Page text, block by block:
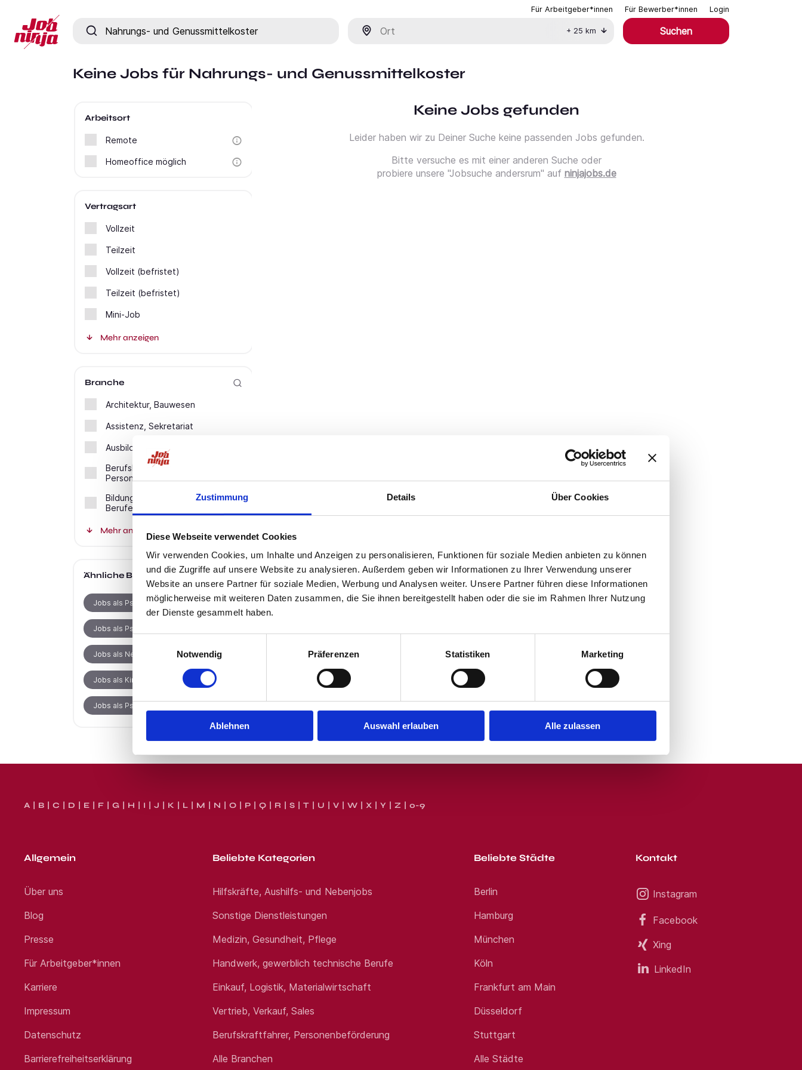
Zustimmung Details Über Cookies
Diese Webseite verwendet Cookies
Wir verwenden Cookies, um Inhalte und Anzeigen zu personalisieren, Funktionen für soziale Medien anbieten zu können
und die Zugriffe auf unsere Website zu analysieren. Außerdem geben wir Informationen zu Ihrer Verwendung unserer
Website an unsere Partner für soziale Medien, Werbung und Analysen weiter. Unsere Partner führen diese Informationen
möglicherweise mit weiteren Daten zusammen, die Sie ihnen bereitgestellt haben oder die sie im Rahmen Ihrer Nutzung
der Dienste gesammelt haben.
Einwilligungsauswahl
Notwendig
Präferenzen Statistiken Marketing
Ablehnen Auswahl erlauben Alle zulassen
Für Arbeitgeber*innen Für Bewerber*innen Login
Jobtitel, Fähigkeit oder Firma
+ 25 km Suchen
Keine Jobs für Nahrungs- und Genussmittelkoster
Keine Jobs gefunden
Leider haben wir zu Deiner Suche keine passenden Jobs gefunden.
Bitte versuche es mit einer anderen Suche oder
probiere unsere "Jobsuche andersrum" auf ninjajobs.de
Arbeitsort
Remote
Homeoffice möglich
Vertragsart
Vollzeit
Teilzeit
Vollzeit (befristet)
Teilzeit (befristet)
Mini-Job
Mehr anzeigen
Branche
Architektur, Bauwesen
Assistenz, Sekretariat
Ausbildungsplätze
Berufskraftfahrer,
Personenbeförderung
Bildung, Erziehung, Soziale
Berufe
Mehr anzeigen
Ähnliche Berufe
Jobs als Psychologischer Psychotherapeut
Jobs als Psychologe
Jobs als Neuropsychologe
Jobs als Psychotherapeut
A B C D E F G H I J K L M N O P Q R S T U V W X Y Z 0-9
Allgemein
Über uns
Blog
Presse
Für Arbeitgeber*innen
Karriere
Impressum
Datenschutz
Barrierefreiheitserklärung
Beliebte Kategorien
Hilfskräfte, Aushilfs- und Nebenjobs
Sonstige Dienstleistungen
Medizin, Gesundheit, Pflege
Handwerk, gewerblich technische Berufe
Einkauf, Logistik, Materialwirtschaft
Vertrieb, Verkauf, Sales
Berufskraftfahrer, Personenbeförderung
Alle Branchen
Beliebte Städte
Berlin
Hamburg
München
Köln
Frankfurt am Main
Düsseldorf
Stuttgart
Alle Städte
Kontakt
Instagram
Facebook
Xing
LinkedIn